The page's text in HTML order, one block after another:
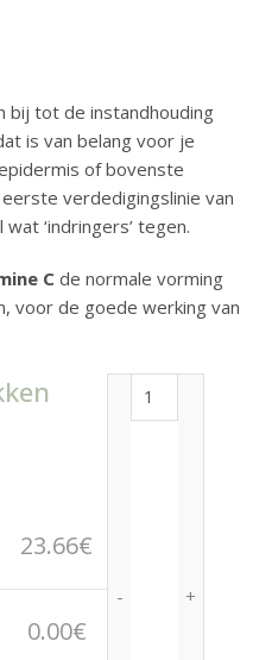
bij tot de instandhouding
is van belang voor je
of bovenste
verdedigingslinie van
‘indringers’ tegen.
C de normale vorming
voor de goede werking van
23.66€
0.00€